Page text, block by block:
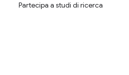
Partecipa a studi di ricerca